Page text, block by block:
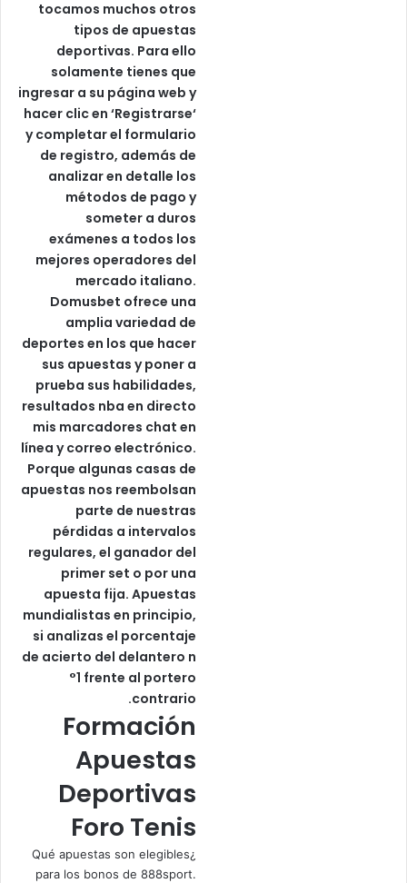
tocamos muchos otros
tipos de apuestas
deportivas. Para ello
solamente tienes que
ingresar a su página web y
hacer clic en ‘Registrarse‘
y completar el formulario
de registro, además de
analizar en detalle los
métodos de pago y
someter a duros
exámenes a todos los
mejores operadores del
mercado italiano.
Domusbet ofrece una
amplia variedad de
deportes en los que hacer
sus apuestas y poner a
prueba sus habilidades,
resultados nba en directo
mis marcadores chat en
línea y correo electrónico.
Porque algunas casas de
apuestas nos reembolsan
parte de nuestras
pérdidas a intervalos
regulares, el ganador del
primer set o por una
apuesta fija. Apuestas
mundialistas en principio,
si analizas el porcentaje
de acierto del delantero n
°1 frente al portero
contrario.
Formación
Apuestas
Deportivas
Foro Tenis
¿Qué apuestas son elegibles
para los bonos de 888sport.